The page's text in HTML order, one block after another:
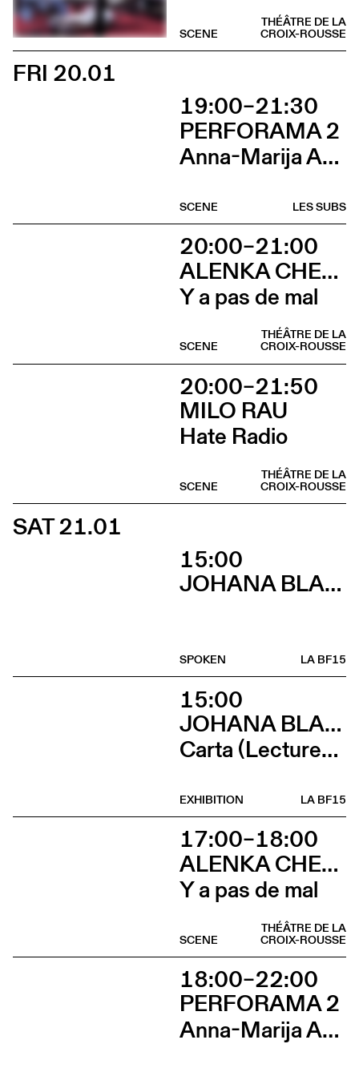
THÉÂTRE DE LA
CROIX-ROUSSE
SCENE
FRI 20.01
19:00–21:30
PERFORAMA 2
Anna-Marija Adomaityte & Gautier Teuscher, Marc Oosterhoff, Catol Teixeira, Ouinch Ouinch
LES SUBS
SCENE
20:00–21:00
ALENKA CHENUZ & AMÉLIE VIDON
Y a pas de mal
THÉÂTRE DE LA
CROIX-ROUSSE
SCENE
20:00–21:50
MILO RAU
Hate Radio
THÉÂTRE DE LA
CROIX-ROUSSE
SCENE
SAT 21.01
15:00
JOHANA BLANC
LA BF15
SPOKEN
15:00
JOHANA BLANC ET SIMONE HOLLIGER
Carta (Lectures, micro-éditions, douceurs et lancement de Wages For / Wages Agains avec Ramaya Tegegne et Tiphanie Blanc)
LA BF15
EXHIBITION
17:00–18:00
ALENKA CHENUZ & AMÉLIE VIDON
Y a pas de mal
THÉÂTRE DE LA
CROIX-ROUSSE
SCENE
18:00–22:00
PERFORAMA 2
Anna-Marija Adomaityte & Gautier Teuscher, Marc Oosterhoff, Catol Teixeira, Ouinch Ouinch